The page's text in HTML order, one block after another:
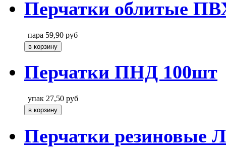
Перчатки облитые
пара 59,90 руб
Перчатки ПНД 100шт
упак 27,50 руб
Перчатки резиновые